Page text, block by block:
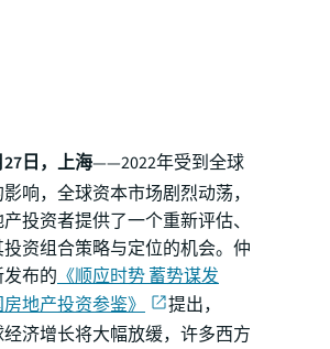
27日，上海——2022年受到全球
响，全球资本市场剧烈动荡，
投资者提供了一个重新评估、
资组合策略与定位的机会。仲
布的 《顺应时势 蓄势谋发
地产投资参鉴》
提出，
经济增长将大幅放缓，许多西方